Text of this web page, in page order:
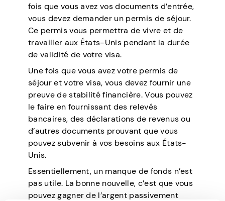
fois que vous avez vos documents d’entrée,
vous devez demander un permis de séjour.
Ce permis vous permettra de vivre et de
travailler aux États-Unis pendant la durée
de validité de votre visa.
Une fois que vous avez votre permis de
séjour et votre visa, vous devez fournir une
preuve de stabilité financière. Vous pouvez
le faire en fournissant des relevés
bancaires, des déclarations de revenus ou
d’autres documents prouvant que vous
pouvez subvenir à vos besoins aux États-
Unis.
Essentiellement, un manque de fonds n’est
pas utile. La bonne nouvelle, c’est que vous
pouvez gagner de l’argent passivement